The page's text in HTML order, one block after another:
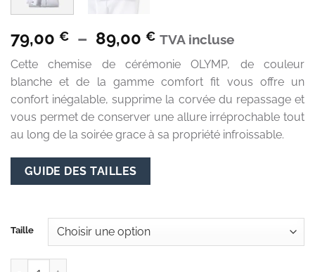
79,00 € – 89,00 €Plage
de
prix :
79,00 €
à
89,00 €
TVA incluse
Cette chemise de cérémonie OLYMP, de couleur
blanche et de la gamme comfort fit vous offre un
confort inégalable, supprime la corvée du repassage et
vous permet de conserver une allure irréprochable tout
au long de la soirée grace à sa propriété infroissable.
GUIDE DES TAILLES
Taille